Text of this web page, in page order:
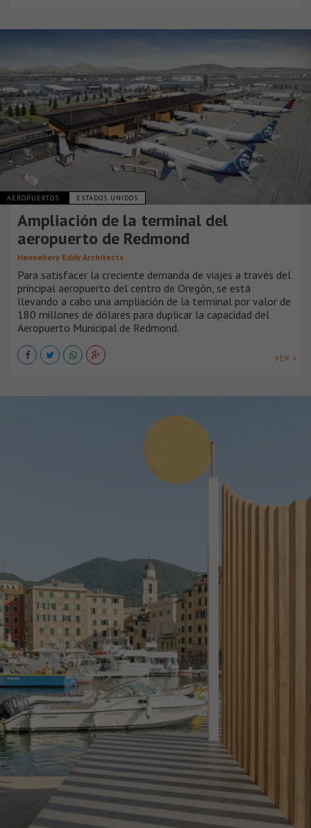
AEROPUERTOS ESTADOS UNIDOS
Ampliación de la terminal del
aeropuerto de Redmond
Hennebery Eddy Architects
Para satisfacer la creciente demanda de viajes a través del
principal aeropuerto del centro de Oregón, se está
llevando a cabo una ampliación de la terminal por valor de
180 millones de dólares para duplicar la capacidad del
Aeropuerto Municipal de Redmond.
VER +